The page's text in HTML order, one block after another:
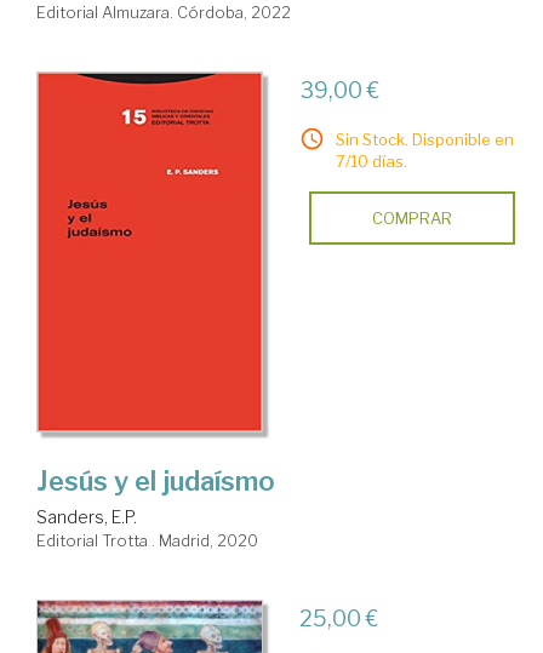
Editorial Almuzara. Córdoba, 2022
39,00 €
Sin Stock. Disponible en
7/10 días.
COMPRAR
Jesús y el judaísmo
Sanders, E.P.
Editorial Trotta . Madrid, 2020
25,00 €